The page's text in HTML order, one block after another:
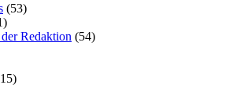
(53)
Redaktion (54)